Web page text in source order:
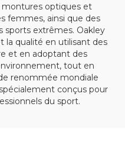
optiques et
femmes, ainsi que des
sports extrêmes. Oakley
la qualité en utilisant des
et en adoptant des
tout en
renommée mondiale
conçus pour
du sport.